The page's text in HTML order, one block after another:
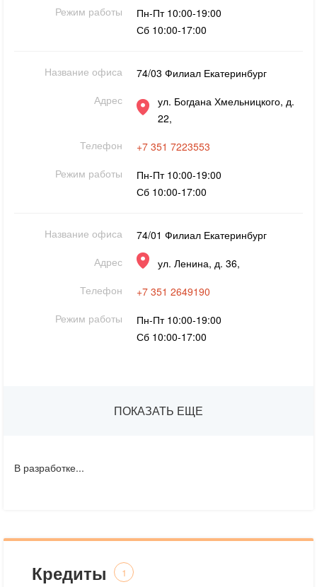
Режим работы
Пн-Пт 10:00-19:00
Сб 10:00-17:00
Название офиса
74/03 Филиал Екатеринбург
Адрес
ул. Богдана Хмельницкого, д.
22,
Телефон
+7 351 7223553
Режим работы
Пн-Пт 10:00-19:00
Сб 10:00-17:00
Название офиса
74/01 Филиал Екатеринбург
Адрес
ул. Ленина, д. 36,
Телефон
+7 351 2649190
Режим работы
Пн-Пт 10:00-19:00
Сб 10:00-17:00
ПОКАЗАТЬ ЕЩЕ
В разработке...
Кредиты 1